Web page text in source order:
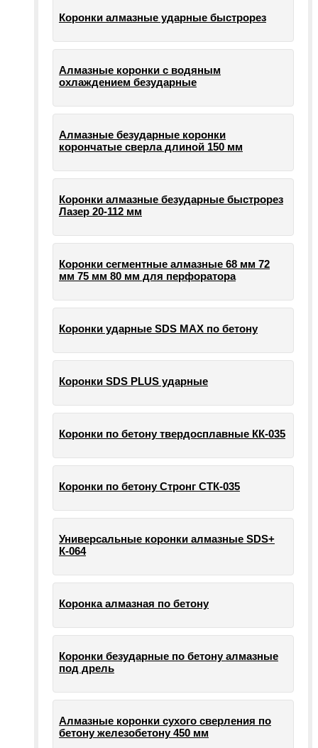
Коронки алмазные ударные быстрорез
Алмазные коронки с водяным
охлаждением безударные
Алмазные безударные коронки
корончатые сверла длиной 150 мм
Коронки алмазные безударные быстрорез
Лазер 20-112 мм
Коронки сегментные алмазные 68 мм 72
мм 75 мм 80 мм для перфоратора
Коронки ударные SDS MAX по бетону
Коронки SDS PLUS ударные
Коронки по бетону твердосплавные КК-035
Коронки по бетону Стронг СТК-035
Универсальные коронки алмазные SDS+
К-064
Коронка алмазная по бетону
Коронки безударные по бетону алмазные
под дрель
Алмазные коронки сухого сверления по
бетону железобетону 450 мм